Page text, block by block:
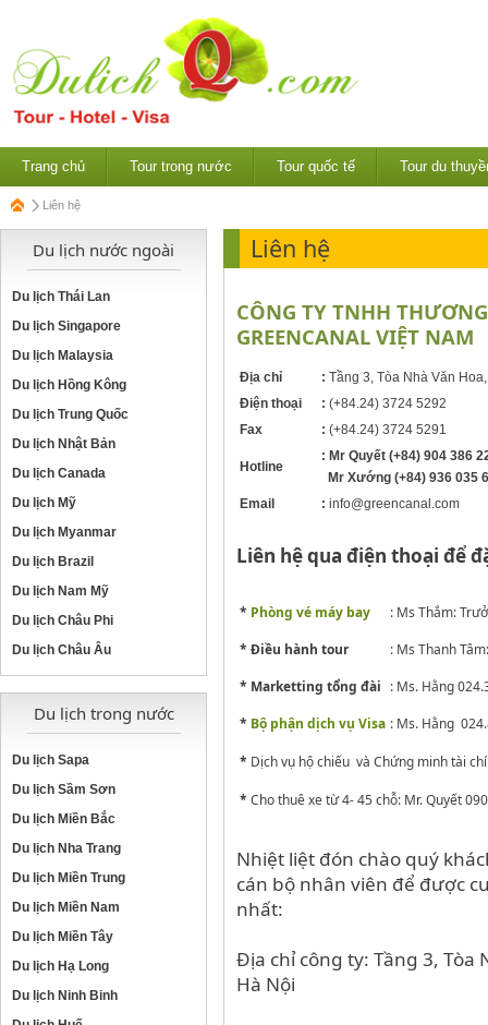
Trang chủ Tour trong nước Tour quốc tế Tour du
Liên hệ
Du lịch nước ngoài
Du lịch Thái Lan
Du lịch Singapore
Du lịch Malaysia
Du lịch Hồng Kông
Du lịch Trung Quốc
Du lịch Nhật Bản
Du lịch Canada
Du lịch Mỹ
Du lịch Myanmar
Du lịch Brazil
Du lịch Nam Mỹ
Du lịch Châu Phi
Du lịch Châu Âu
Du lịch trong nước
Du lịch Sapa
Du lịch Sầm Sơn
Du lịch Miền Bắc
Du lịch Nha Trang
Du lịch Miền Trung
Du lịch Miền Nam
Du lịch Miền Tây
Du lịch Hạ Long
Du lịch Ninh Binh
Liên hệ
CÔNG TY TNHH
GREENCANAL VIỆT NAM
Địa chỉ : Tầng 3, Tòa Nhà Văn
Điện thoại
: (+84.24) 3724 5292
Fax
: (+84.24) 3724 5291
Hotline
: Mr Quyết (+84) 904 386
Mr Xướng (+84) 936 035
Email
: info@greencanal.com
Liên hệ qua điện thoại để
* Phòng vé máy bay
: Ms Thắm:
* Điều hành tour
: Ms Thanh
* Marketting tổng đài : Ms. Hằng
* Bộ phận dịch vụ Visa : Ms. Hằng
* Dịch vụ hộ chiếu và Chứng minh tài
* Cho thuê xe từ 4- 45 chỗ: Mr. Quyết
Nhiệt liệt đón chào quý
cán bộ nhân viên để được
nhất:
Địa chỉ công ty: Tầng 3, Tòa
Hà Nội